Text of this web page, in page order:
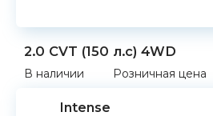
2.0 CVT (150 л.с) 4WD
В наличии Розничная цена
Intense